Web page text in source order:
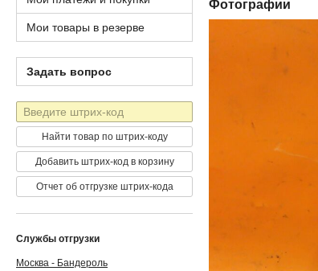
Фотографии
Мои товары в резерве
Задать вопрос
Штрих-
код
Найти товар по штрих-коду
Добавить штрих-код в корзину
Отчет об отгрузке штрих-кода
Службы отгрузки
Москва - Бандероль